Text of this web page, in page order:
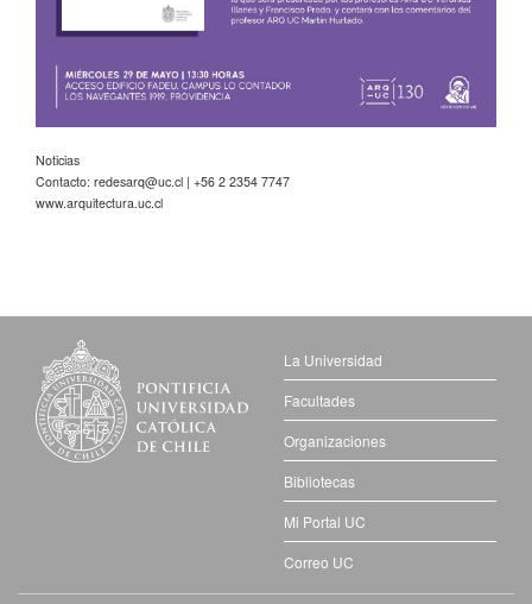
Noticias
Contacto: redesarq@uc.cl | +56 2 2354 7747
www.arquitectura.uc.cl
La Universidad
Facultades
Organizaciones
Bibliotecas
Mi Portal UC
Correo UC